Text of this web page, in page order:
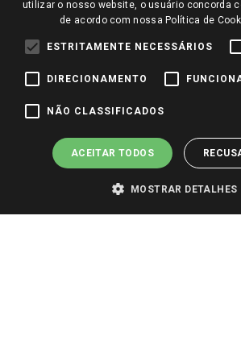
Perguntas frequentes
Trabalhe Conosco
Redes Sociais
utilizar o nosso website, o usuário concorda
de acordo com nossa Política de
ESTRITAMENTE NECESSÁRIOS
DIRECIONAMENTO
NÃO CLASSIFICADOS
ACEITAR TODOS
MOSTRAR DETALHES